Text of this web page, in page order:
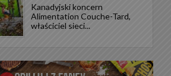
Kanadyjski koncern
Alimentation Couche-Tard,
właściciel sieci...